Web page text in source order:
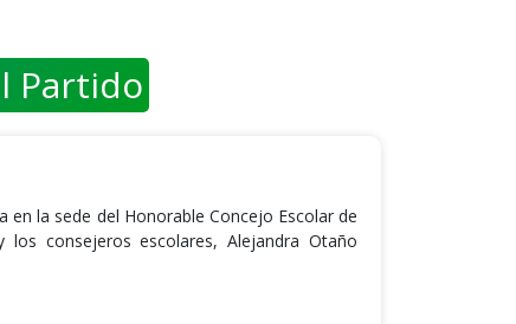
Partido
la sede del Honorable Concejo Escolar de
consejeros escolares, Alejandra Otaño